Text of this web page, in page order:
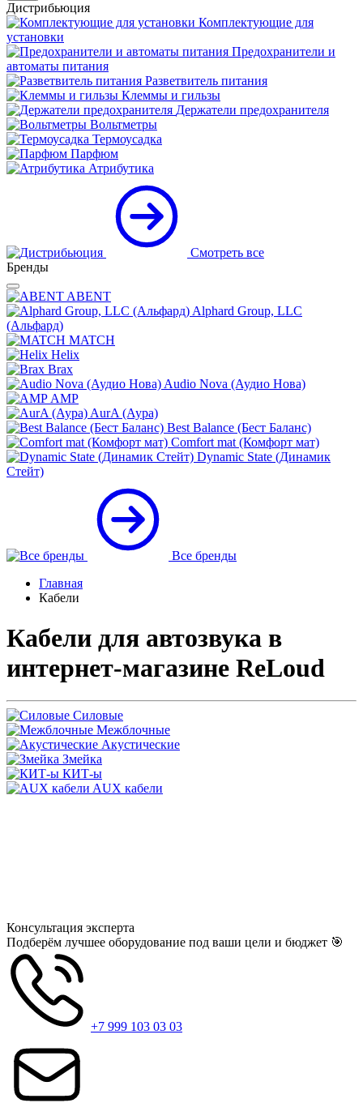
Дистрибьюция
Комплектующие для
установки
Предохранители и
автоматы питания
Разветвитель питания
Клеммы и гильзы
Держатели предохранителя
Вольтметры
Термоусадка
Парфюм
Атрибутика
Смотреть все
Бренды
ABENT
Alphard Group, LLC
(Альфард)
MATCH
Helix
Brax
Audio Nova (Аудио Нова)
AMP
AurA (Аура)
Best Balance (Бест Баланс)
Comfort mat (Комфорт мат)
Dynamic State (Динамик
Стейт)
Все бренды
Главная
Кабели
Кабели для автозвука в
интернет-магазине ReLoud
Силовые
Межблочные
Акустические
Змейка
КИТ-ы
AUX кабели
Консультация эксперта
Подберём лучшее оборудование под ваши цели и бюджет 🎯
+7 999 103 03 03